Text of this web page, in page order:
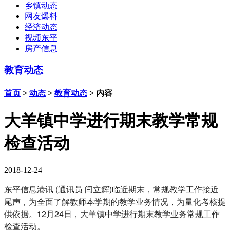
乡镇动态
网友爆料
经济动态
视频东平
房产信息
教育动态
首页 > 动态 > 教育动态 > 内容
大羊镇中学进行期末教学常规
检查活动
2018-12-24
东平信息港讯 (通讯员 闫立辉)临近期末，常规教学工作接近
尾声，为全面了解教师本学期的教学业务情况，为量化考核提
供依据。12月24日，大羊镇中学进行期末教学业务常规工作
检查活动。